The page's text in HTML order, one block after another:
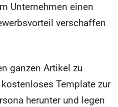
Unternehmen einen
verschaffen
ganzen Artikel zu
Template zur
herunter und legen